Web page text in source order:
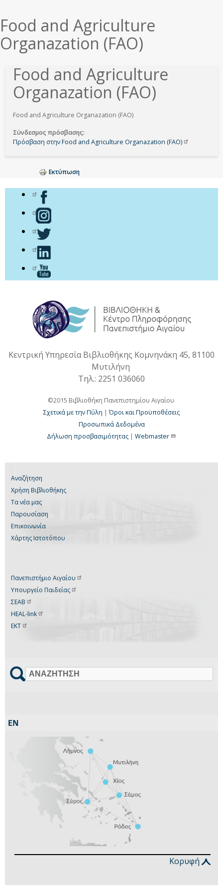
Food and Agriculture
Organazation (FAO)
Food and Agriculture
Organazation (FAO)
Food and Agriculture Organazation (FAO)
Σύνδεσμος πρόσβασης
Πρόσβαση στην Food and Agriculture Organazation (FAO)
Εκτύπωση
Κεντρική Υπηρεσία Βιβλιοθήκης Κομνηνάκη 45, 81100
Μυτιλήνη
Τηλ.: 2251 036060
©2015 Βιβλιοθήκη Πανεπιστημίου Αιγαίου
Σχετικά με την Πύλη |Όροι και Προϋποθέσεις
Προσωπικά Δεδομένα
Δήλωση προσβασιμότητας | Webmaster
Αναζήτηση
Χρήση Βιβλιοθήκης
Τα νέα μας
Παρουσίαση
Επικοινωνία
Χάρτης Ιστοτόπου
Πανεπιστήμιο Αιγαίου
Υπουργείο Παιδείας
ΣΕΑΒ
HEAL-link
ΕΚΤ
Αναζήτηση
Κορυφή